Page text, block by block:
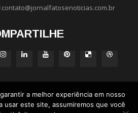
contato@jornalfatosenoticias.com.br
a melhor experiência em nosso
usar este site, assumiremos que você